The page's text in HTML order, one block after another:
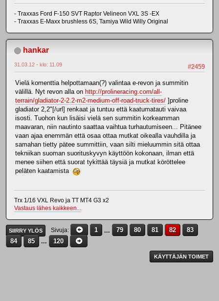
- Traxxas Ford F-150 SVT Raptor Velineon VXL 3S -EX
- Traxxas E-Maxx brushless 6S, Tamiya Wild Willy Original
hankar
#2459
31.03.12 - klo: 11.09
Vielä komenttia helpottamaan(?) valintaa e-revon ja summitin
välillä. Nyt revon alla on http://prolineracing.com/all-
terrain/gladiator-2-2.2-m2-medium-off-road-truck-tires/ ]proline
gladiator 2,2"[/url] renkaat ja tuntuu että kaatumatauti vaivaa
isosti. Tuohon kun lisäisi vielä sen summitin korkeamman
maavaran, niin nautinto saattaa vaihtua turhautumiseen... Pitänee
vaan ajaa enemmän että osaa ottaa mutkat oikealla vauhdilla ja
samahan tietty pätee summittiin, vaan silti mieluummin sitä ottaa
tekniikan suoman suorituskyvyn käyttöön kokonaan, ilman että
menee siihen että suorat tykittää täysiä ja mutkat köröttelee
peläten kaatamista
Trx 1/16 VXL Revo ja TT MT4 G3 x2
Vastaus lähes kaikkeen...
SIIRRY YLÖS Sivuja 1 ... 79 80 81 82
83
84
85 ... 120
KÄYTTÄJÄN TOIMET